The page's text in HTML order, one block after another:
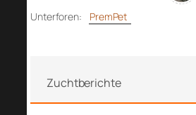
Unterforen: PremPet
Zuchtberichte